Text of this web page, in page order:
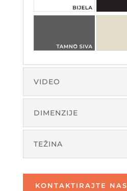
VIDEO
DIMENZIJE
TEŽINA
KONTAKTIRAJTE NAS